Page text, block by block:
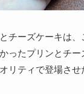
チーズケーキは
ったプリンとチ
リティで登場させ